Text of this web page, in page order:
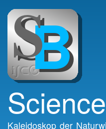
Kaleidoskop der